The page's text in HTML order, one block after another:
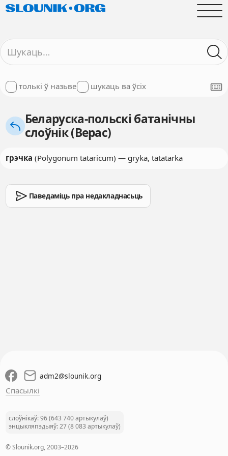
толькі ў назьве шукаць ва ўсіх
Беларуска-польскі батанічны
слоўнік (Верас)
грэчка (Polygonum tataricum) — gryka, tatatarka
Паведаміць пра недакладнасьць
adm2@slounik.org
Спасылкі
слоўнікаў: 96 (643 740 артыкулаў)
энцыкляпэдыяў: 27 (8 083 артыкулаў)
© Slounik.org, 2003–2026